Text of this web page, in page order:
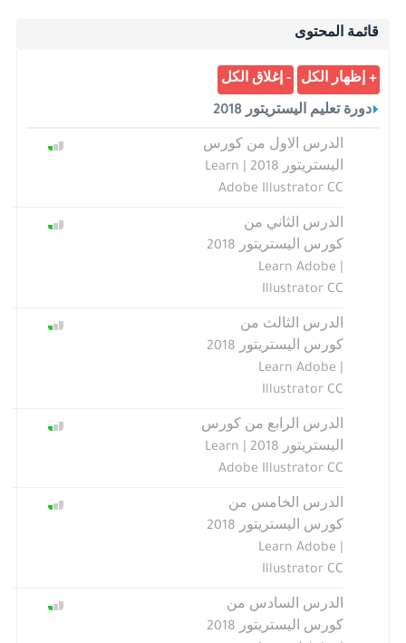
قائمة المحتوى
دورة تعليم اليستريتور 2018
الدرس الاول من كورس
اليستريتور 2018 | Learn
Adobe Illustrator CC
الدرس الثاني من
كورس اليستريتور 2018
| Learn Adobe
Illustrator CC
الدرس الثالث من
كورس اليستريتور 2018
| Learn Adobe
Illustrator CC
الدرس الرابع من كورس
اليستريتور 2018 | Learn
Adobe Illustrator CC
الدرس الخامس من
كورس اليستريتور 2018
| Learn Adobe
Illustrator CC
الدرس السادس من
كورس اليستريتور 2018